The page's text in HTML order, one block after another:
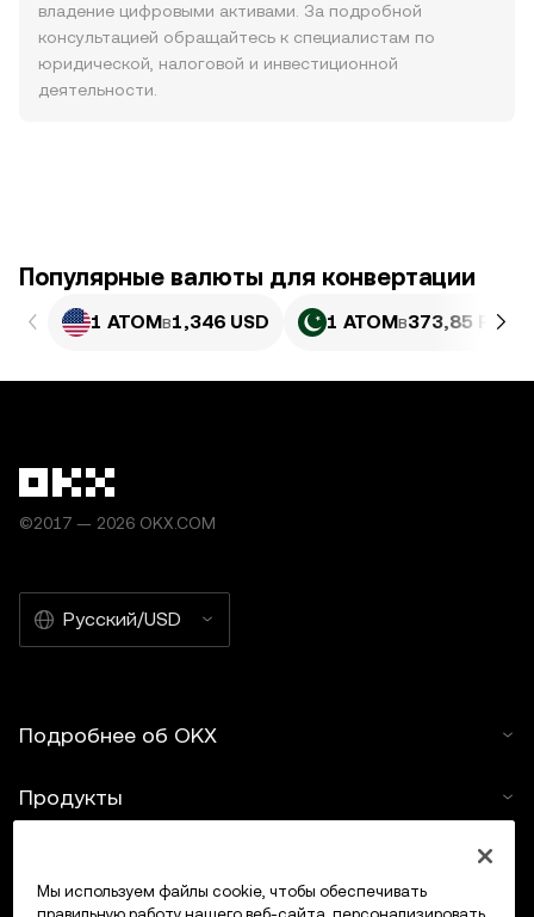
владение цифровыми активами. За подробной
консультацией обращайтесь к специалистам по
юридической, налоговой и инвестиционной
деятельности.
Популярные валюты для конвертации
1 ATOMв1,346 USD 1 ATOMв373,85 PKR
©2017 — 2026 OKX.COM
Русский/USD
Подробнее об OKX
Продукты
Мы используем файлы cookie, чтобы обеспечивать